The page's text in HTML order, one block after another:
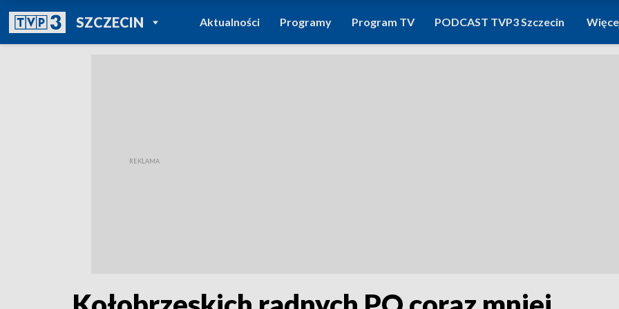
SZCZECINPOWRÓT DO
TVP REGIONY
Aktualności Programy Program TV PODCAST TVP3 Szczecin